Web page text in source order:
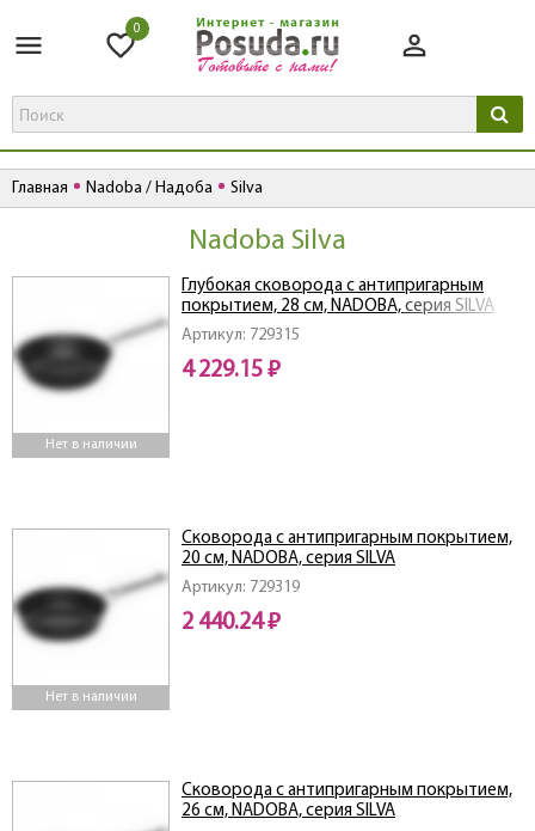
0
Главная Nadoba / Надоба Silva
Nadoba Silva
Нет в наличии
Артикул: 729315
Глубокая сковорода с антипригарным
покрытием, 28 см, NADOBA, серия SILVA
4 229.15 ₽
Нет в наличии
Артикул: 729319
Сковорода с антипригарным покрытием,
20 см, NADOBA, серия SILVA
2 440.24 ₽
Сковорода с антипригарным покрытием,
26 см, NADOBA, серия SILVA